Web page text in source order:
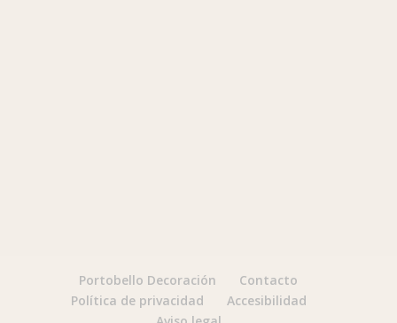
Portobello Decoración
Contacto
Política de privacidad
Accesibilidad